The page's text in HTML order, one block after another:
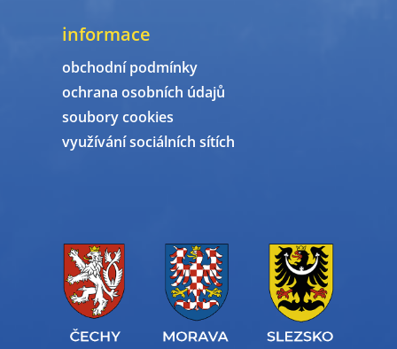
informace
obchodní podmínky
ochrana osobních údajů
soubory cookies
využívání sociálních sítích